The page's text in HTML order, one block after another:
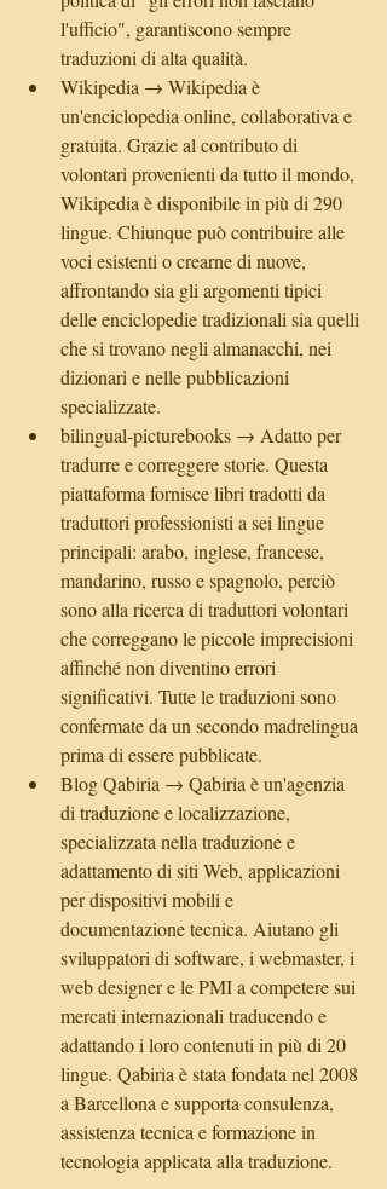
l'ufficio", garantiscono sempre
traduzioni di alta qualità.
Wikipedia → Wikipedia è
un'enciclopedia online, collaborativa e
gratuita. Grazie al contributo di
volontari provenienti da tutto il mondo,
Wikipedia è disponibile in più di 290
lingue. Chiunque può contribuire alle
voci esistenti o crearne di nuove,
affrontando sia gli argomenti tipici
delle enciclopedie tradizionali sia quelli
che si trovano negli almanacchi, nei
dizionari e nelle pubblicazioni
specializzate.
bilingual-picturebooks → Adatto per
tradurre e correggere storie. Questa
piattaforma fornisce libri tradotti da
traduttori professionisti a sei lingue
principali: arabo, inglese, francese,
mandarino, russo e spagnolo, perciò
sono alla ricerca di traduttori volontari
che correggano le piccole imprecisioni
affinché non diventino errori
significativi. Tutte le traduzioni sono
confermate da un secondo madrelingua
prima di essere pubblicate.
Blog Qabiria → Qabiria è un'agenzia
di traduzione e localizzazione,
specializzata nella traduzione e
adattamento di siti Web, applicazioni
per dispositivi mobili e
documentazione tecnica. Aiutano gli
sviluppatori di software, i webmaster, i
web designer e le PMI a competere sui
mercati internazionali traducendo e
adattando i loro contenuti in più di 20
lingue. Qabiria è stata fondata nel 2008
a Barcellona e supporta consulenza,
assistenza tecnica e formazione in
tecnologia applicata alla traduzione.